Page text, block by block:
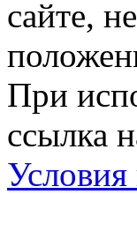
сайте,
При
ссылка
Условия